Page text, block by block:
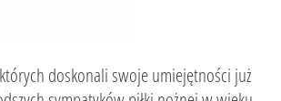
doskonali swoje umiejętności już